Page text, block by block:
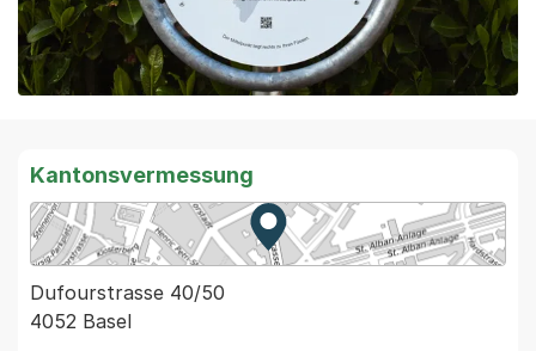
Kantonsvermessung
Zur Karte von MapBS.
Externer Link, wird in einem
Dufourstrasse 40/50
4052 Basel